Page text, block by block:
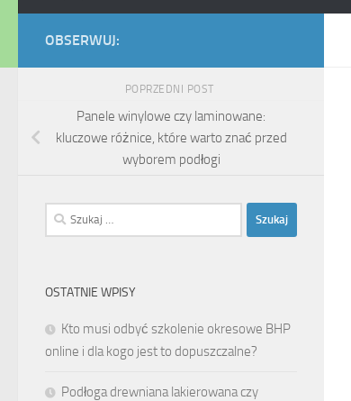
OBSERWUJ:
POPRZEDNI POST
Panele winylowe czy laminowane:
kluczowe różnice, które warto znać przed
wyborem podłogi
Szukaj:
OSTATNIE WPISY
Kto musi odbyć szkolenie okresowe BHP
online i dla kogo jest to dopuszczalne?
Podłoga drewniana lakierowana czy